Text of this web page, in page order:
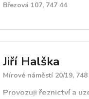
Březová 107, 747 44
Jiří Halška
Mírové náměstí 20/19,
Provozuji řeznictví a